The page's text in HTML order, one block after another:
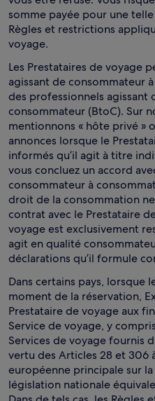
somme payée pour une
Règles et restrictions
voyage.
Les Prestataires de voyage
agissant de consommateur
des professionnels agissant
consommateur (BtoC). Sur
mentionnons « hôte privé »
annonces lorsque le
informés qu’il agit à titre
vous concluez un accord
consommateur à
droit de la consommation
contrat avec le Prestataire
voyage est exclusivement
agit en qualité
déclarations qu’il formule
Dans certains pays, lorsque
moment de la réservation,
Prestataire de voyage aux
Service de voyage, y
Services de voyage fournis
vertu des Articles 28 et 306
européenne principale sur
législation nationale